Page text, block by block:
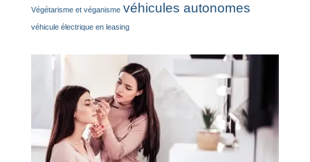
Végétarisme et véganisme véhicules autonomes
véhicule électrique en leasing